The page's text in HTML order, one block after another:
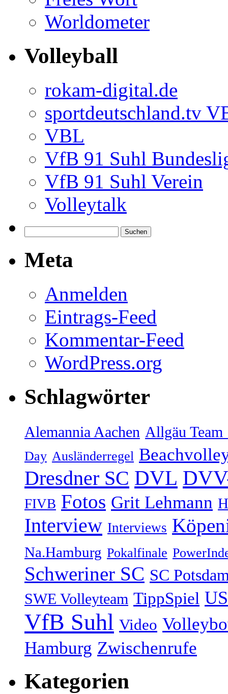
Worldometer
Volleyball
rokam-digital.de
sportdeutschland.tv
VBL
VfB 91 Suhl
VfB 91 Suhl Verein
Volleytalk
Meta
Anmelden
Eintrags-Feed
Kommentar-Feed
WordPress.org
Schlagwörter
Alemannia Aachen Allgäu Team
Day Ausländerregel
Dresdner SC DVL
FIVB Fotos Grit Lehmann
Interview Interviews
Na.Hamburg Pokalfinale
Schweriner SC SC
SWE Volleyteam TippSpiel
VfB Suhl Video
Hamburg Zwischenrufe
Kategorien